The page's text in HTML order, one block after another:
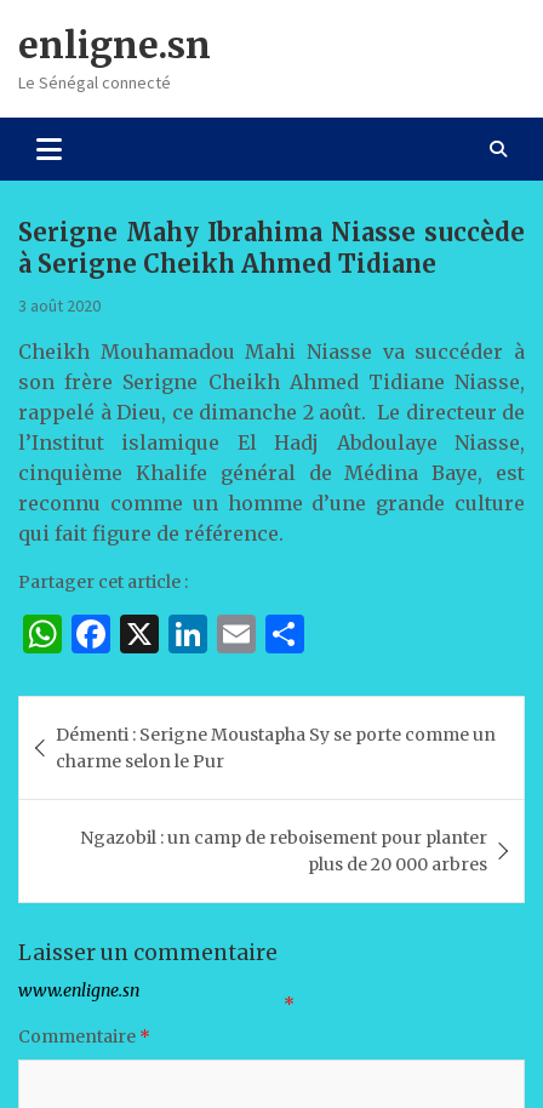
content
enligne.sn
Le Sénégal connecté
Serigne Mahy Ibrahima Niasse succède
à Serigne Cheikh Ahmed Tidiane
3 août 2020
Cheikh Mouhamadou Mahi Niasse va succéder à
son frère Serigne Cheikh Ahmed Tidiane Niasse,
rappelé à Dieu, ce dimanche 2 août. Le directeur de
l’Institut islamique El Hadj Abdoulaye Niasse,
cinquième Khalife général de Médina Baye, est
reconnu comme un homme d’une grande culture
qui fait figure de référence.
Partager cet article :
W
at
s
A
p
F
c
e
b
o
k
X
Li
k
e
dI
n
E
ai
l
ta
g
er
de
l’article
Démenti : Serigne Moustapha Sy se porte comme un
charme selon le Pur
Ngazobil : un camp de reboisement pour planter
plus de 20 000 arbres
Laisser un commentaire
Votre adresse e-mail ne sera pas publiée.
Les champs obligatoires sont indiqués avec *
Commentaire *